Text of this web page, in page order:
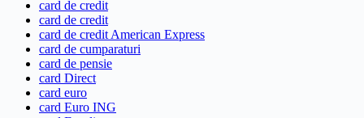
card de credit
card de credit
card de credit American Express
card de cumparaturi
card de pensie
card Direct
card euro
card Euro ING